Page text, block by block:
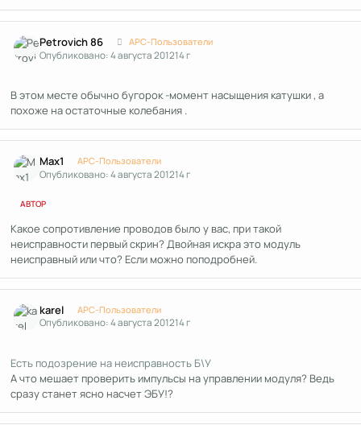
Petrovich 86 APC-Пользователи
Опубликовано:4 августа 201214 г
В этом месте обычно бугорок -момент насыщения катушки , а
похоже на остаточные колебания .
Max1 APC-Пользователи
Опубликовано:4 августа 201214 г
АВТОР
Какое сопротивление проводов было у вас, при такой
неисправности первый скрин? Двойная искра это модуль
неисправный или что? Если можно поподробней.
karel APC-Пользователи
Опубликовано:4 августа 201214 г
Есть подозрение на неисправность Б\У
А что мешает проверить импульсы на управлении модуля? Ведь
сразу станет ясно насчет ЭБУ!?